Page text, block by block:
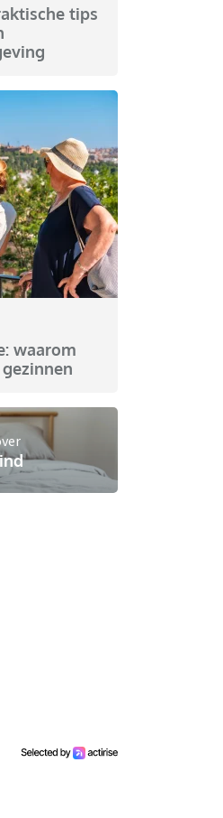
tips
waarom